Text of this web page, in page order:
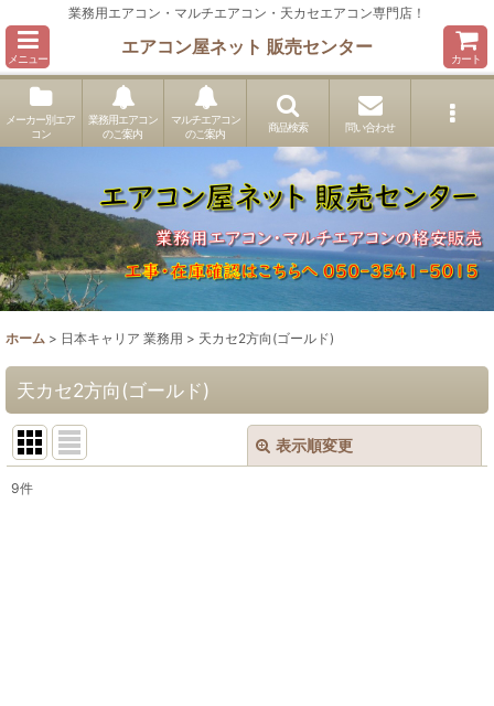
業務用エアコン・マルチエアコン・天カセエアコン専門店！
メニュー
エアコン屋ネット 販売センター
カート
メーカー別エア
コン
業務用エアコン
のご案内
マルチエアコン
のご案内
商品検索 問い合わせ
ホーム > 日本キャリア 業務用 > 天カセ2方向(ゴールド)
天カセ2方向(ゴールド)
表示順変更
9件